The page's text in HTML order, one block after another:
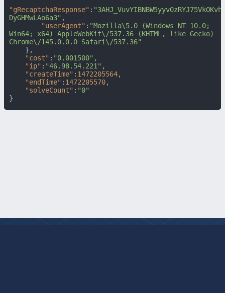
"gRecaptchaResponse" :
DyGHMwLAo6a3" ,
"userAgent" : "Mozilla\5.0 (Windows NT 10.0;
Win64; x64) AppleWebKit\/537.36 (KHTML, like Gecko)
Chrome\/145.0.0.0 Safari\/537.36"
} ,
"cost" : "0.001500" ,
"ip" : "46.98.54.221" ,
"createTime" : 1472205564,
"endTime" : 1472205570,
"solveCount" : "0"
}